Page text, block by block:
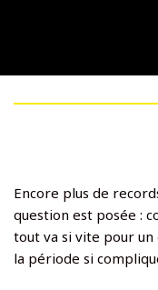
Encore plus de
question est posée :
tout va si vite pour un
la période si